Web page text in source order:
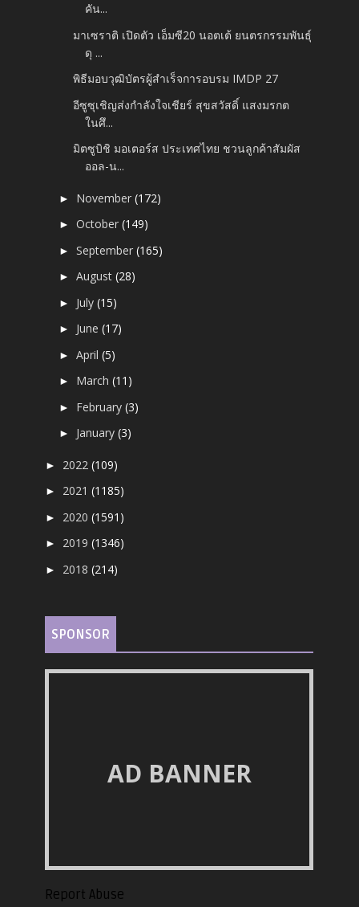
คัน...
มาเซราติ เปิดตัว เอ็มซี20 นอตเต้ ยนตรกรรมพันธุ์
ดุ ...
พิธีมอบวุฒิบัตรผู้สำเร็จการอบรม IMDP 27
อีซูซุเชิญส่งกำลังใจเชียร์ สุขสวัสดิ์ แสงมรกต
ในศึ...
มิตซูบิชิ มอเตอร์ส ประเทศไทย ชวนลูกค้าสัมผัส
ออล-น...
► November(172)
►October(149)
►September(165)
►August(28)
► July(15)
► June(17)
►April(5)
► March(11)
► February(3)
► January(3)
► 2022(109)
► 2021(1185)
► 2020(1591)
► 2019(1346)
► 2018(214)
SPONSOR
AD BANNER
Report Abuse